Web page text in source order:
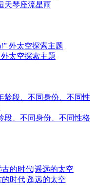
天琴座流星雨
外太空探索主题
段、不同身份、不同性格
的时代|遥远的太空